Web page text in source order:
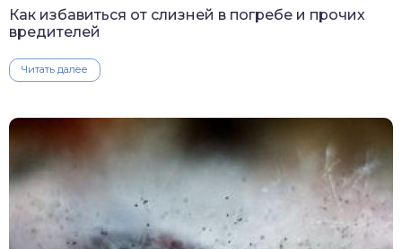
Как избавиться от слизней в погребе и прочих
вредителей
Читать далее